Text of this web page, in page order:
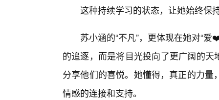
这种持续学习的状态，让她始终保
苏小涵的“不凡”，更体现在她对“
的追逐，而是将目光投向了更广阔的
分享他们的喜悦。她懂得，真正的力
情感的连接和支持。